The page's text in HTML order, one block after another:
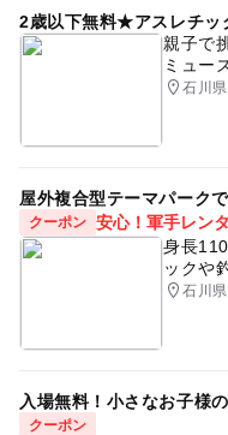
2歳以下無料★アスレチッ
親子で
ミュー
石川
屋外複合型テーマパーク
クーポン 安心！軍手レン
身長
ックや
石川
入場無料！小さなお子様
クーポン